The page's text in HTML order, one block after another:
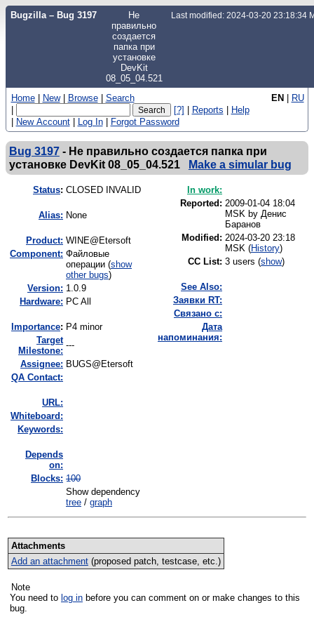
Bugzilla – Bug 3197
Не
правильно
создается
папка при
установке
DevKit
08_05_04.521
Last modified: 2024-03-20 23:18:34
EN | RU
Home | New | Browse | Search
|
[?] | Reports | Help
| New Account | Log In | Forgot Password
Bug 3197 - Не правильно создается папка при
установке DevKit 08_05_04.521
Make a simular bug
Status: CLOSED INVALID
Alias: None
Product: WINE@Etersoft
Component: Файловые
операции (show
other bugs)
Version: 1.0.9
Hardware: PC All
mportance: P4 minor
Target
Milestone:
---
Assignee: BUGS@Etersoft
QA Contact:
URL:
Whiteboard:
Keywords:
Depends
on:
Blocks: 100
Show dependency
tree / graph
In work:
Reported: 2009-01-04 18:04
MSK by Денис
Баранов
Modified: 2024-03-20 23:18
MSK (History)
CC List: 3 users (show)
See Also:
Заявки RT:
Связано с:
Дата
напоминания:
Attachments
Add an attachment(proposed patch, testcase, etc.)
Note
You need to log in
bug.